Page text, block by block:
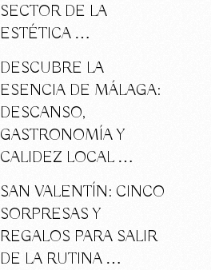
SECTOR DE LA
ESTÉTICA …
DESCUBRE LA
ESENCIA DE MÁLAGA:
DESCANSO,
GASTRONOMÍA Y
CALIDEZ LOCAL …
SAN VALENTÍN: CINCO
SORPRESAS Y
REGALOS PARA SALIR
DE LA RUTINA …